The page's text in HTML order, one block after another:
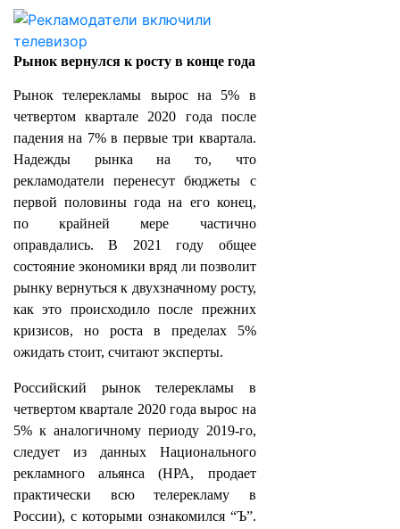
Рынок вернулся к росту в конце года
Рынок телерекламы вырос на 5% в
четвертом квартале 2020 года после
падения на 7% в первые три квартала.
Надежды рынка на то, что
рекламодатели перенесут бюджеты с
первой половины года на его конец,
по крайней мере частично
оправдались. В 2021 году общее
состояние экономики вряд ли позволит
рынку вернуться к двухзначному росту,
как это происходило после прежних
кризисов, но роста в пределах 5%
ожидать стоит, считают эксперты.
Российский рынок телерекламы в
четвертом квартале 2020 года вырос на
5% к аналогичному периоду 2019-го,
следует из данных Национального
рекламного альянса (НРА, продает
практически всю телерекламу в
России), с которыми ознакомился “Ъ”.